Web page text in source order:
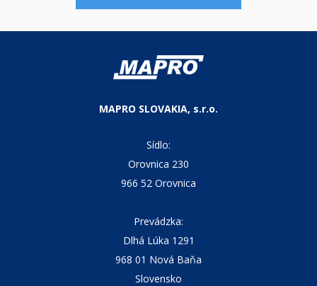
MAPRO SLOVAKIA, s.r.o.
Sídlo:
Orovnica 230
966 52 Orovnica
Prevádzka:
Dlhá Lúka 1291
968 01 Nová Baňa
Slovensko